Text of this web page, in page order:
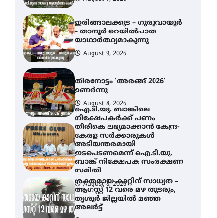
ഇരിങ്ങാലക്കുട – ഗുരുവായൂർ
– താനൂർ റെയിൽപാത
യാഥാർത്ഥ്യമാകുന്നു
August 9, 2026
തിരനോട്ടം ‘അരങ്ങ് 2026’
ഉണർന്നു
August 8, 2026
ഐ.ടി.യു. ബാങ്കിലെ
നിക്ഷേപകർക്ക് പണം
തിരികെ ലഭ്യമാക്കാൻ കേന്ദ്ര-
കേരള സർക്കാരുകൾ
അടിയന്തരമായി
ഇടപെടണമെന്ന് ഐ.ടി.യു.
ബാങ്ക് നിക്ഷേപക സംരക്ഷണ
സമിതി
August 8, 2026
ശക്തമായ കാറ്റിന് സാധ്യത –
ആഗസ്റ്റ് 12 വരെ മഴ തുടരും,
തൃശൂർ ജില്ലയിൽ മഞ്ഞ
അലർട്ട്